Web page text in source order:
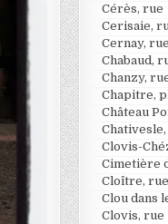
Cérès, rue
Cerisaie,
Cernay,
Chabaud,
Chanzy,
Chapitre,
Château
Clovis-
Cimetière
Cloître,
Clou dans
Clovis, rue